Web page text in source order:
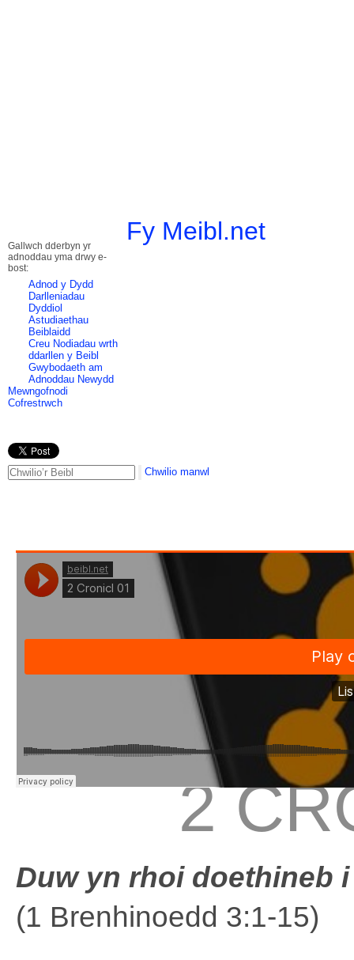
Gallwch dderbyn yr
adnoddau yma drwy e-
bost:
Adnod y Dydd
Darlleniadau
Dyddiol
Astudiaethau
Beiblaidd
Creu Nodiadau wrth
ddarllen y Beibl
Gwybodaeth am
Adnoddau Newydd
Mewngofnodi
Cofrestrwch
Fy Meibl.net
Chwilio manwl
2
Duw yn rhoi doethineb
(1 Brenhinoedd 3:1-15)